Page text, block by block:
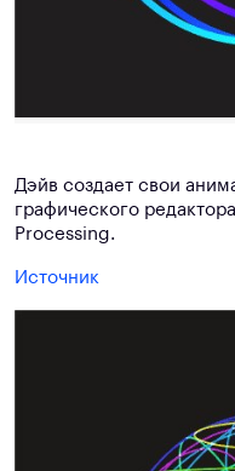
Дэйв создает свои
графического
Processing.
Источник